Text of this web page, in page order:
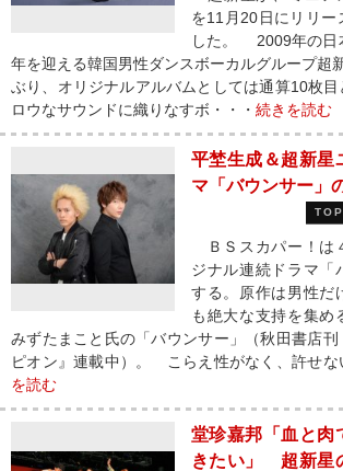
を11月20日にリリー
した。 2009年の日
年を迎える韓国男性ダンスボーカルグループ超
ぶり、オリジナルアルバムとしては通算10枚
ロウなサウンドに織りなすボ・・・ 続きを読む
平埜生成＆超新
マ「バウンサー」
ＢＳスカパー！は
ジナル連続ドラマ「
する。原作は男性だ
も絶大な支持を集め
みずたまこと氏の「バウンサー」（秋田書店
ピオン』連載中）。 こらえ性がなく、許せな
を読む
堂珍嘉邦「血と肉
きたい」 超新星